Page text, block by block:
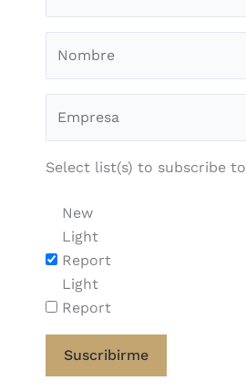
Select list(s) to subscribe to
New
Light
Report
Light
Report